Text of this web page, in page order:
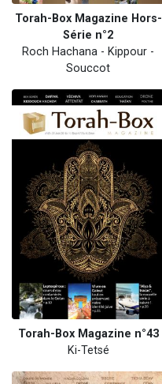
Torah-Box Magazine Hors-
Série n°2
Roch Hachana - Kippour -
Souccot
Torah-Box Magazine n°43
Ki-Tetsé